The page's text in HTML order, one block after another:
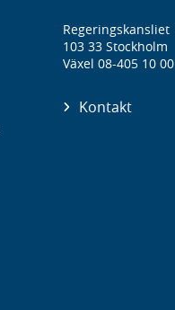
Regeringskansliet
103 33 Stockholm
Växel 08-405 10 00
Kontakt